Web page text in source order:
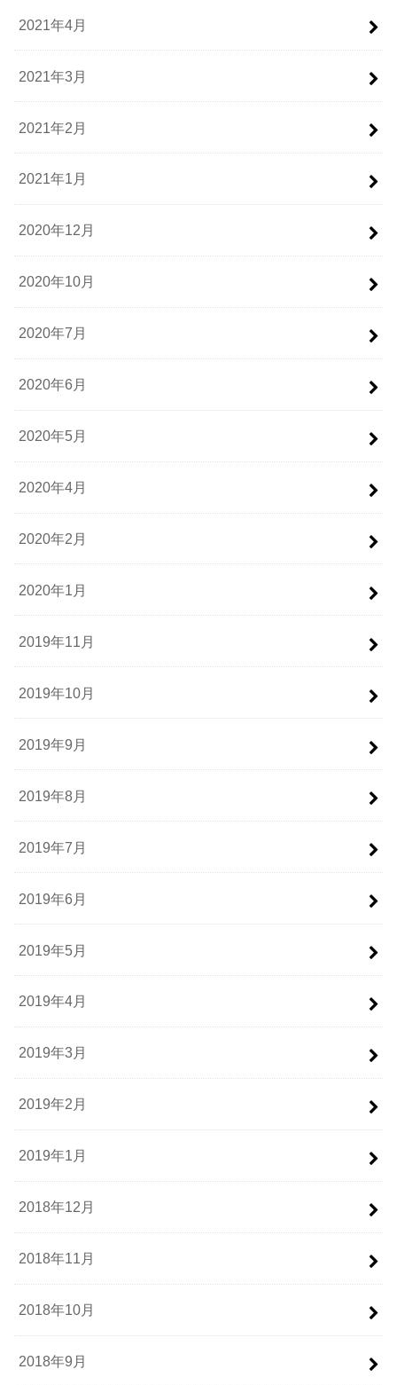
2021年4月
2021年3月
2021年2月
2021年1月
2020年12月
2020年10月
2020年7月
2020年6月
2020年5月
2020年4月
2020年2月
2020年1月
2019年11月
2019年10月
2019年9月
2019年8月
2019年7月
2019年6月
2019年5月
2019年4月
2019年3月
2019年2月
2019年1月
2018年12月
2018年11月
2018年10月
2018年9月